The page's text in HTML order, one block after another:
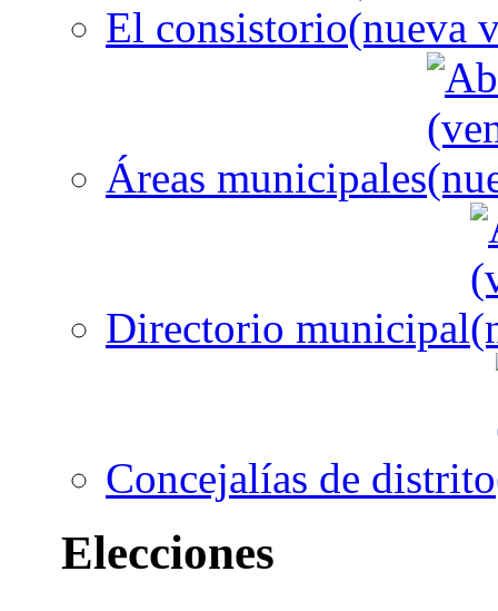
El consistorio
Áreas municipales
Directorio municipal
Concejalías de distrito
Elecciones